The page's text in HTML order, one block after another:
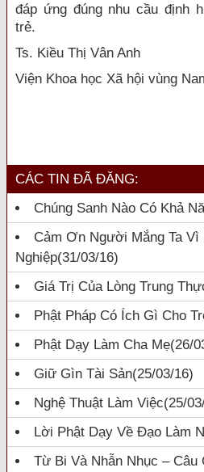
đáp ứng đúng nhu cầu định
trẻ.
Ts. Kiều Thị Vân Anh
Viện Khoa học Xã hội vùng
CÁC TIN ĐÃ ĐĂNG:
Chúng Sanh Nào Có Khả
Cảm Ơn Người Mắng Ta Vì
Nghiệp(31/03/16)
Giá Trị Của Lòng Trung
Phật Pháp Có Ích Gì Cho
Phật Dạy Làm Cha Mẹ(26/
Giữ Gìn Tài Sản(25/03/16)
Nghệ Thuật Làm Việc(25/
Lời Phật Dạy Về Đạo Làm
Từ Bi Và Nhẫn Nhục – Câu